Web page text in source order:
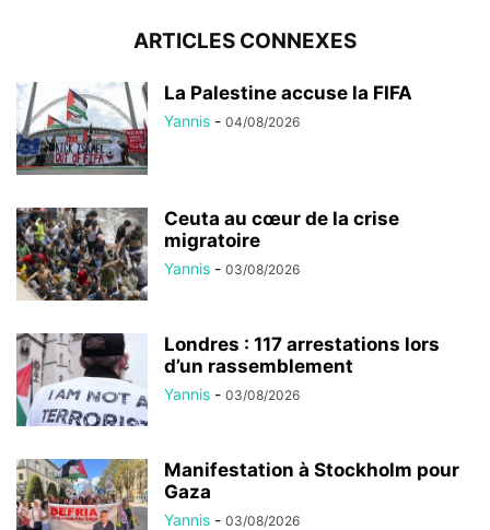
ARTICLES CONNEXES
La Palestine accuse la FIFA
Yannis - 04/08/2026
Ceuta au cœur de la crise
migratoire
Yannis - 03/08/2026
Londres : 117 arrestations lors
d’un rassemblement
Yannis - 03/08/2026
Manifestation à Stockholm pour
Gaza
Yannis - 03/08/2026